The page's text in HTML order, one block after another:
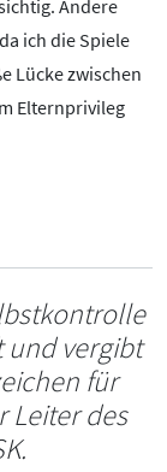
Andere
ich die Spiele
Lücke zwischen
Elternprivileg
und vergibt
für
Leiter des